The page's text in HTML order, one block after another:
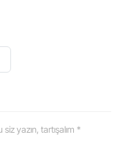
yazın, tartışalım *